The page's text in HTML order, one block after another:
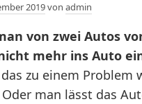
2019von admin
von zwei Autos
mehr ins Auto
zu einem Problem
man lässt das